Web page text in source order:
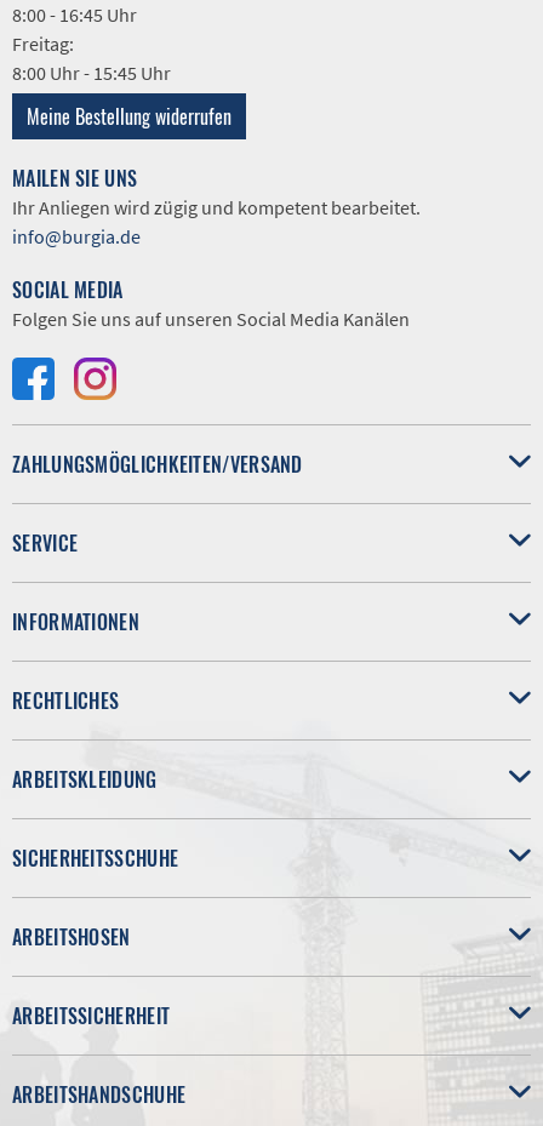
8:00 - 16:45 Uhr
Freitag:
8:00 Uhr - 15:45 Uhr
Meine Bestellung widerrufen
MAILEN SIE UNS
Ihr Anliegen wird zügig und kompetent bearbeitet.
info@burgia.de
SOCIAL MEDIA
Folgen Sie uns auf unseren Social Media Kanälen
ZAHLUNGSMÖGLICHKEITEN/VERSAND
SERVICE
INFORMATIONEN
RECHTLICHES
ARBEITSKLEIDUNG
SICHERHEITSSCHUHE
ARBEITSHOSEN
ARBEITSSICHERHEIT
ARBEITSHANDSCHUHE